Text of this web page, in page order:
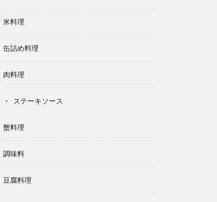
米料理
缶詰め料理
肉料理
ステーキソース
蟹料理
調味料
豆腐料理